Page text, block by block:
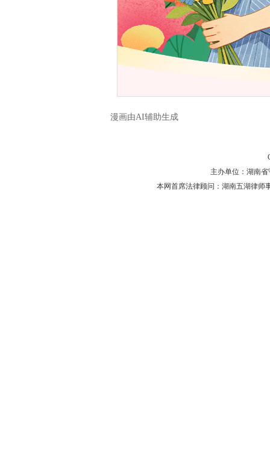
漫画由AI辅助生成
主办单位：湖南省
本网首席法律顾问：湖南五湖律师